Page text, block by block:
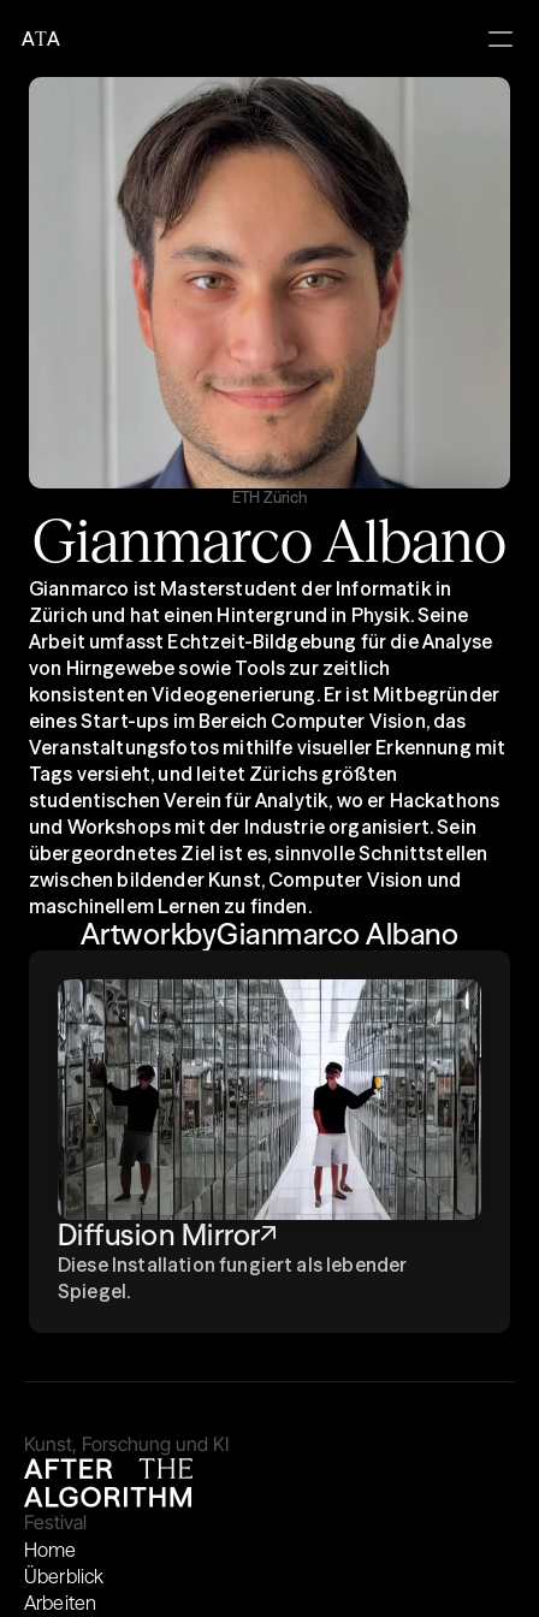
ATA
ETH Zürich
Gianmarco Albano
Gianmarco ist Masterstudent der Informatik in
Zürich und hat einen Hintergrund in Physik. Seine
Arbeit umfasst Echtzeit-Bildgebung für die Analyse
von Hirngewebe sowie Tools zur zeitlich
konsistenten Videogenerierung. Er ist Mitbegründer
eines Start-ups im Bereich Computer Vision, das
Veranstaltungsfotos mithilfe visueller Erkennung mit
Tags versieht, und leitet Zürichs größten
studentischen Verein für Analytik, wo er Hackathons
und Workshops mit der Industrie organisiert. Sein
übergeordnetes Ziel ist es, sinnvolle Schnittstellen
zwischen bildender Kunst, Computer Vision und
maschinellem Lernen zu finden.
ArtworkbyGianmarco Albano
Diffusion Mirror
Diese Installation fungiert als lebender
Spiegel.
Kunst, Forschung und KI
Festival
Home
Überblick
Arbeiten